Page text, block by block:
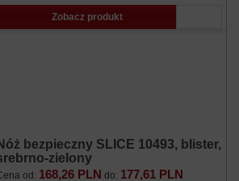
Zobacz produkt
bezpieczny SLICE 10493, blister,
zielony
od: 168,26 PLN do: 177,61 PLN